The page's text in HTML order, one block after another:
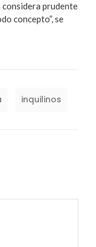
considera prudente
concepto”, se
inquilinos